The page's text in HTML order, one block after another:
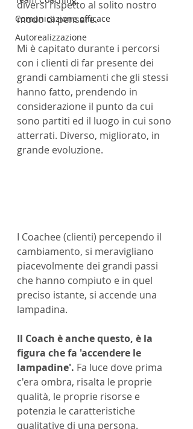
Comunicazione efficace
Autorealizzazione
diversi rispetto al solito nostro
modo di pensare.
Mi è capitato durante i percorsi
con i clienti di far presente dei
grandi cambiamenti che gli stessi
hanno fatto, prendendo in
considerazione il punto da cui
sono partiti ed il luogo in cui sono
atterrati. Diverso, migliorato, in
grande evoluzione.
I Coachee (clienti) percependo il
cambiamento, si meravigliano
piacevolmente dei grandi passi
che hanno compiuto e in quel
preciso istante, si accende una
lampadina.
Il Coach è anche questo, è la
figura che fa 'accendere le
lampadine'. Fa luce dove prima
c'era ombra, risalta le proprie
qualità, le proprie risorse e
potenzia le caratteristiche
qualitative di una persona.